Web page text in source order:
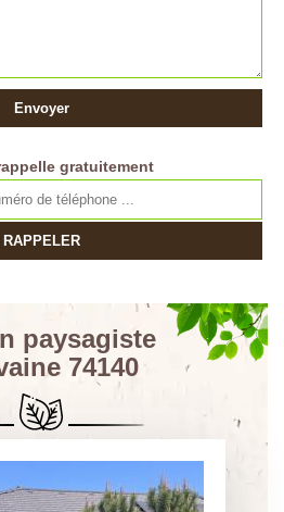
gratuitement
paysagiste
74140